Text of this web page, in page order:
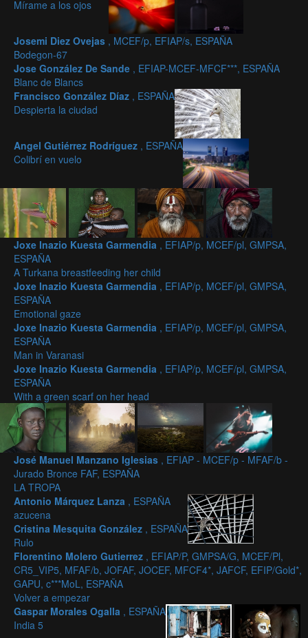
Mírame a los ojos
Josemi Diez Ovejas , MCEF/p, EFIAP/s, ESPAÑA
Bodegon-67
Jose González De Sande , EFIAP-MCEF-MFCF***, ESPAÑA
Blanc de Blancs
Francisco González Díaz , ESPAÑA
Despierta la ciudad
Angel Gutiérrez Rodríguez , ESPAÑA
Colibrí en vuelo
Joxe Inazio Kuesta Garmendia , EFIAP/p, MCEF/pl, GMPSA,
ESPAÑA
A Turkana breastfeeding her child
Joxe Inazio Kuesta Garmendia , EFIAP/p, MCEF/pl, GMPSA,
ESPAÑA
Emotional gaze
Joxe Inazio Kuesta Garmendia , EFIAP/p, MCEF/pl, GMPSA,
ESPAÑA
Man in Varanasi
Joxe Inazio Kuesta Garmendia , EFIAP/p, MCEF/pl, GMPSA,
ESPAÑA
With a green scarf on her head
José Manuel Manzano Iglesias , EFIAP - MCEF/p - MFAF/b -
Jurado Bronce FAF, ESPAÑA
LA TROPA
Antonio Márquez Lanza , ESPAÑA
azucena
Cristina Mesquita González , ESPAÑA
Rulo
Florentino Molero Gutierrez , EFIAP/P, GMPSA/G, MCEF/Pl,
CR5_VIP5, MFAF/b, JOFAF, JOCEF, MFCF4*, JAFCF, EFIP/Gold*,
GAPU, c***MoL, ESPAÑA
Volver a empezar
Gaspar Morales Ogalla , ESPAÑA
India 5